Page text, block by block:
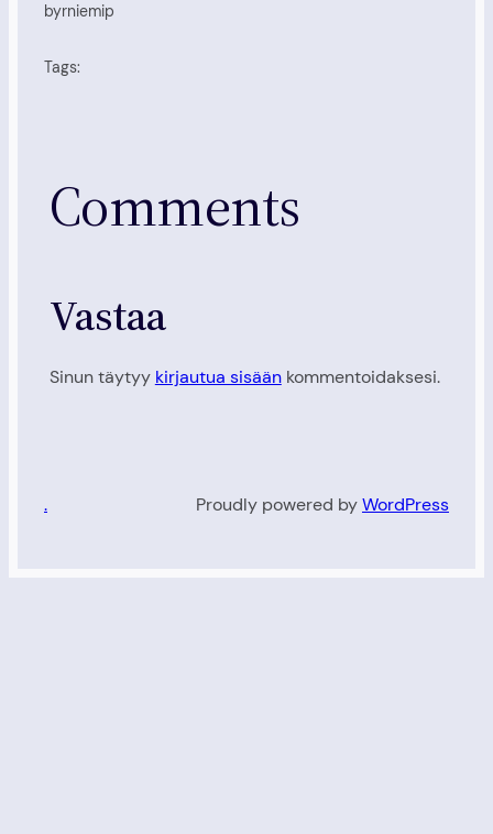
byrniemip
Tags:
Comments
Vastaa
Sinun täytyy kirjautua sisäänkommentoidaksesi.
. Proudly powered byWordPress